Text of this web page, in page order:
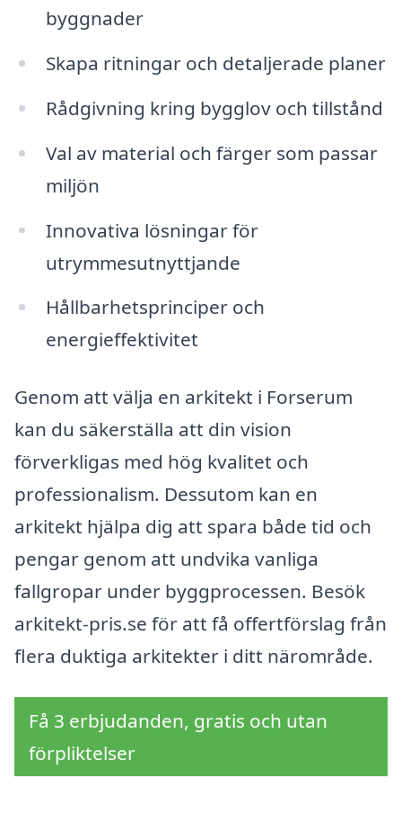
byggnader
Skapa ritningar och detaljerade planer
Rådgivning kring bygglov och tillstånd
Val av material och färger som passar
miljön
Innovativa lösningar för
utrymmesutnyttjande
Hållbarhetsprinciper och
energieffektivitet
Genom att välja en arkitekt i Forserum
kan du säkerställa att din vision
förverkligas med hög kvalitet och
professionalism. Dessutom kan en
arkitekt hjälpa dig att spara både tid och
pengar genom att undvika vanliga
fallgropar under byggprocessen. Besök
arkitekt-pris.se för att få offertförslag från
flera duktiga arkitekter i ditt närområde.
Få 3 erbjudanden, gratis och utan
förpliktelser